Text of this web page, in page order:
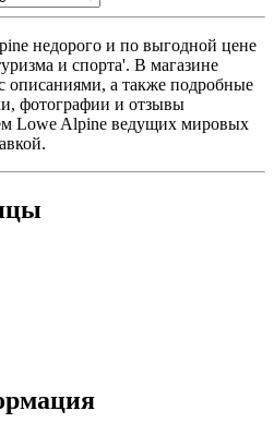
недорого и по выгодной цене
и спорта'. В магазине
описаниями, а также подробные
фотографии и отзывы
Lowe Alpine ведущих мировых